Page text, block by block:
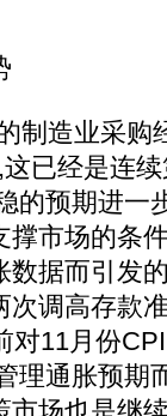
造业采购
已经是连
的预期进一
市场的条
据而引发
调高存款
对11月份
理通胀预期